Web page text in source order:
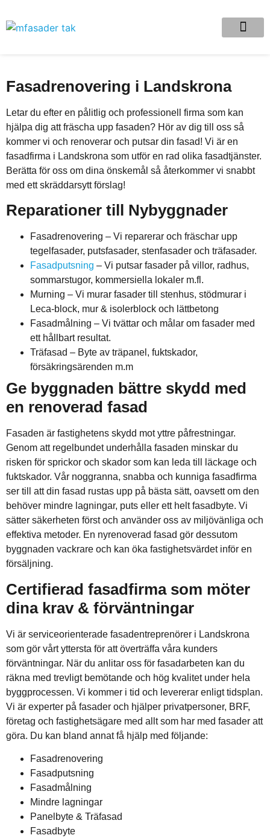
Fasadrenovering i Landskrona
Letar du efter en pålitlig och professionell firma som kan
hjälpa dig att fräscha upp fasaden? Hör av dig till oss så
kommer vi och renoverar och putsar din fasad! Vi är en
fasadfirma i Landskrona som utför en rad olika fasadtjänster.
Berätta för oss om dina önskemål så återkommer vi snabbt
med ett skräddarsytt förslag!
Reparationer till Nybyggnader
Fasadrenovering – Vi reparerar och fräschar upp
tegelfasader, putsfasader, stenfasader och träfasader.
Fasadputsning – Vi putsar fasader på villor, radhus,
sommarstugor, kommersiella lokaler m.fl.
Murning – Vi murar fasader till stenhus, stödmurar i
Leca-block, mur & isolerblock och lättbetong
Fasadmålning – Vi tvättar och målar om fasader med
ett hållbart resultat.
Träfasad – Byte av träpanel, fuktskador,
försäkringsärenden m.m
Ge byggnaden bättre skydd med
en renoverad fasad
Fasaden är fastighetens skydd mot yttre påfrestningar.
Genom att regelbundet underhålla fasaden minskar du
risken för sprickor och skador som kan leda till läckage och
fuktskador. Vår noggranna, snabba och kunniga fasadfirma
ser till att din fasad rustas upp på bästa sätt, oavsett om den
behöver mindre lagningar, puts eller ett helt fasadbyte. Vi
sätter säkerheten först och använder oss av miljövänliga och
effektiva metoder. En nyrenoverad fasad gör dessutom
byggnaden vackrare och kan öka fastighetsvärdet inför en
försäljning.
Certifierad fasadfirma som möter
dina krav & förväntningar
Vi är serviceorienterade fasadentreprenörer i Landskrona
som gör vårt yttersta för att överträffa våra kunders
förväntningar. När du anlitar oss för fasadarbeten kan du
räkna med trevligt bemötande och hög kvalitet under hela
byggprocessen. Vi kommer i tid och levererar enligt tidsplan.
Vi är experter på fasader och hjälper privatpersoner, BRF,
företag och fastighetsägare med allt som har med fasader att
göra. Du kan bland annat få hjälp med följande:
Fasadrenovering
Fasadputsning
Fasadmålning
Mindre lagningar
Panelbyte & Träfasad
Fasadbyte